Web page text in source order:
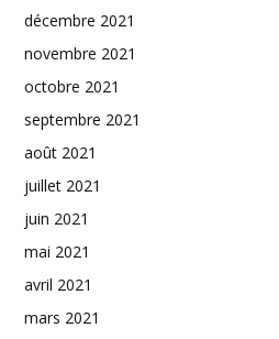
décembre 2021
novembre 2021
octobre 2021
septembre 2021
août 2021
juillet 2021
juin 2021
mai 2021
avril 2021
mars 2021